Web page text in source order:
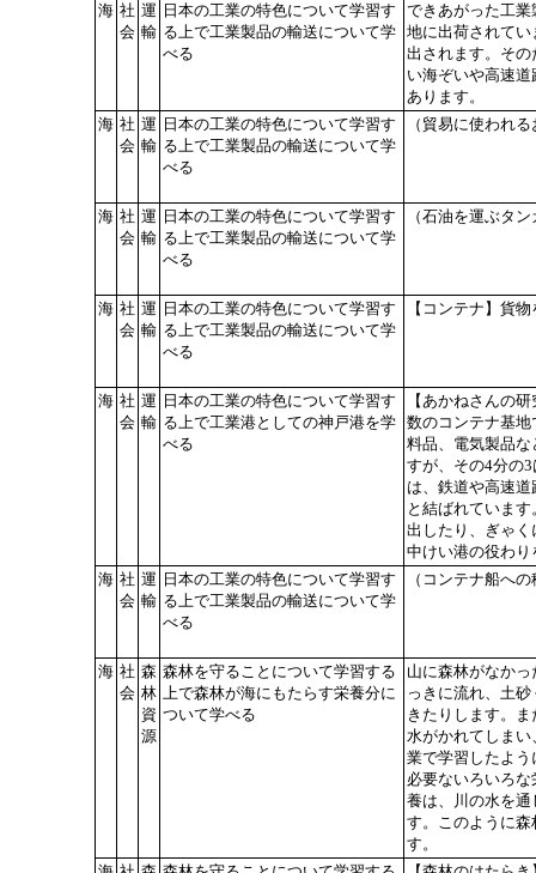
海 社
会
運
輸
日本の工業の特色について学習す
る上で工業製品の輸送について学
べる
できあがった工
地に出荷されて
出されます。そ
い海ぞいや高速
あります。
海 社
会
運
輸
日本の工業の特色について学習す
る上で工業製品の輸送について学
べる
（貿易に使われ
海 社
会
運
輸
日本の工業の特色について学習す
る上で工業製品の輸送について学
べる
（石油を運ぶタ
海 社
会
運
輸
日本の工業の特色について学習す
る上で工業製品の輸送について学
べる
【コンテナ】貨
海 社
会
運
輸
日本の工業の特色について学習す
る上で工業港としての神戸港を学
べる
【あかねさんの
数のコンテナ基
料品、電気製品
すが、その4分の
は、鉄道や高速
と結ばれていま
出したり、ぎゃ
中けい港の役わ
海 社
会
運
輸
日本の工業の特色について学習す
る上で工業製品の輸送について学
べる
（コンテナ船へ
海 社
会
森
林
資
源
森林を守ることについて学習する
上で森林が海にもたらす栄養分に
ついて学べる
山に森林がなか
っきに流れ、土
きたりします。
水がかれてしま
業で学習したよ
必要ないろいろ
養は、川の水を
す。このように
す。